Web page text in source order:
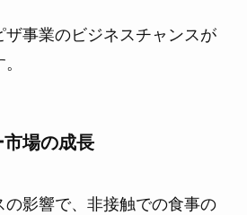
ザ事業のビジネスチャンスが
場の成長
の影響で、非接触での食事の